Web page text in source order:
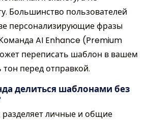
Большинство пользователей
персонализирующие фразы
AI Enhance (Premium
переписать шаблон в вашем
перед отправкой.
делиться шаблонами без
разделяет личные и общие